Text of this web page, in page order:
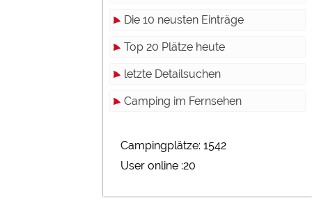
Die 10 neusten Einträge
Top 20 Plätze heute
letzte Detailsuchen
Camping im Fernsehen
Campingplätze: 1542
User online :20